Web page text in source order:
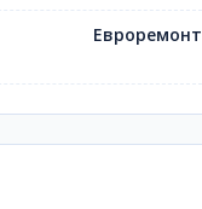
Евроремонт